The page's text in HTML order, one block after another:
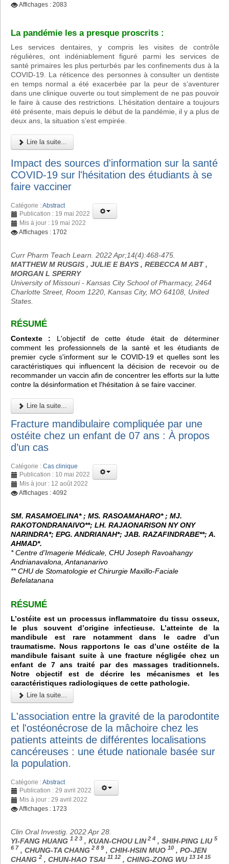
Affichages : 2083
La pandémie les a presque proscrits :
Les services dentaires, y compris les visites de contrôle
régulières, ont indéniablement figuré parmi les services de
santé primaires les plus perturbés par les confinements dus à la
COVID-19. La réticence des personnes à consulter un dentiste
en temps normal a été exacerbée par la peur de s’aventurer
dans une clinique ouverte ou tout simplement de ne pas pouvoir
le faire à cause des restrictions. L’hésitation dentaire a toujours
été présente, mais depuis le début de la pandémie, il y a plus de
deux ans, la situation s’est empirée.
Lire la suite...
Impact des sources d'information sur la santé
COVID-19 sur l'hésitation des étudiants à se
faire vacciner
Catégorie :Abstract
Publication : 19 mai 2022
Mis à jour : 19 mai 2022
Affichages : 1702
Curr Pharm Teach Learn. 2022 Apr;14(4):468-475.
MATTHEW M RUSGIS , JULIE E BAYS , REBECCA M ABT ,
MORGAN L SPERRY
University of Missouri - Kansas City School of Pharmacy, 2464
Charlotte Street, Room 1220, Kansas City, MO 64108, United
States.
RÉSUMÉ
Contexte : L'objectif de cette étude était de déterminer
comment les professionnels de la santé et les étudiants de
premier cycle s'informent sur le COVID-19 et quelles sont les
caractéristiques qui influencent la décision de recevoir ou de
recommander un vaccin afin de concentrer les efforts sur la lutte
contre la désinformation et l'hésitation à se faire vacciner.
Lire la suite...
Fracture mandibulaire compliquée par une
ostéite chez un enfant de 07 ans : À propos
d’un cas
Catégorie : Cas clinique
Publication : 10 mai 2022
Mis à jour : 12 août 2022
Affichages : 4092
SM. RASAMOELINA* ; MS. RASOAMAHARO* ; MJ.
RAKOTONDRANAIVO**; LH. RAJAONARISON NY ONY
NARINDRA*; EPG. ANDRIANAH*; JAB. RAZAFINDRABE**; A.
AHMAD*.
* Centre d’Imagerie Médicale, CHU Joseph Ravoahangy
Andrianavalona, Antananarivo
** CHU de Stomatologie et Chirurgie Maxillo-Faciale
Befelatanana
RÉSUMÉ
L’ostéite est un processus inflammatoire du tissu osseux,
le plus souvent d’origine infectieuse. L’atteinte de la
mandibule est rare notamment dans le cadre d’un
traumatisme. Nous rapportons le cas d’une ostéite de la
mandibule faisant suite à une fracture négligée chez un
enfant de 7 ans traité par des massages traditionnels.
Notre objectif est de décrire les mécanismes et les
caractéristiques radiologiques de cette pathologie.
Lire la suite...
L'association entre la gravité de la parodontite
et l'ostéonécrose de la mâchoire chez les
patients atteints de différentes localisations
cancéreuses : une étude nationale basée sur
la population.
Catégorie :Abstract
Publication : 29 avril 2022
Mis à jour : 29 avril 2022
Affichages : 1723
Clin Oral Investig. 2022 Apr 28.
YI-FANG HUANG 1 2 3 , KUAN-CHOU LIN2 4 , SHIH-PING LIU 5
6 7 , CHUNG-TA CHANG 2 8 9 , CHIH-HSIN MUO 10 , PO-JEN
CHANG 2 , CHUN-HAO TSAI 11 12 , CHING-ZONG WU 13 14 15